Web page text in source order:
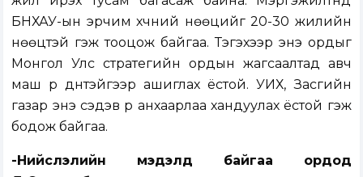
БНХАУ-ын эрчим хүчний нөөцийг 20-30 жилийн
нөөцтэй гэж тооцож байгаа. Тэгэхээр энэ ордыг
Монгол Улс стратегийн ордын жагсаалтад авч
маш үр дүнтэйгээр ашиглах ёстой. УИХ, Засгийн
газар энэ сэдэв рүү анхаарлаа хандуулах ёстой гэж
бодож байгаа.
-Нийслэлийн мэдэлд байгаа ордод